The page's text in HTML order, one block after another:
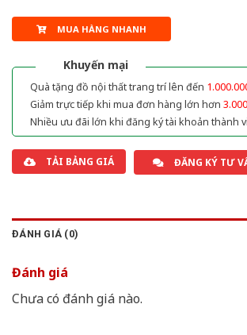
MUA HÀNG NHANH
Khuyến mại
Quà tặng đồ nội thất trang trí lên đến
Giảm trực tiếp khi mua đơn hàng lớn hơn
Nhiều ưu đãi lớn khi đăng ký tài khoản thành
TẢI BẢNG GIÁ ĐĂNG KÝ TƯ
ĐÁNH GIÁ (0)
Đánh giá
Chưa có đánh giá nào.